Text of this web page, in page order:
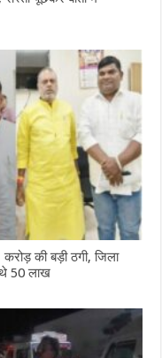
करोड़ की बड़ी ठगी, जिला
50 लाख